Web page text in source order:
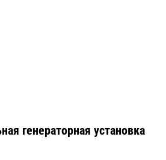
генераторная установка